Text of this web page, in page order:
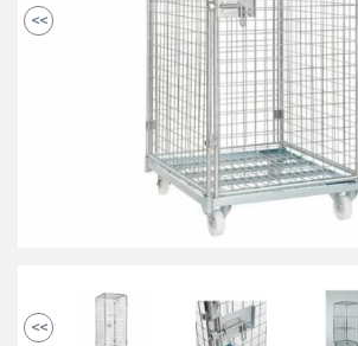
<<
<<